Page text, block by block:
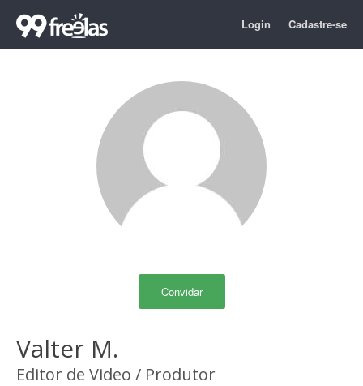
Login Cadastre-se
Convidar
Valter M.
Editor de Video / Produtor